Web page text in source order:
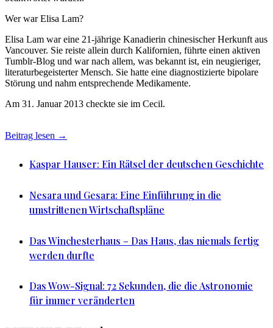
Wer war Elisa Lam?
Elisa Lam war eine 21-jährige Kanadierin chinesischer Herkunft aus
Vancouver. Sie reiste allein durch Kalifornien, führte einen aktiven
Tumblr-Blog und war nach allem, was bekannt ist, ein neugieriger,
literaturbegeisterter Mensch. Sie hatte eine diagnostizierte bipolare
Störung und nahm entsprechende Medikamente.
Am 31. Januar 2013 checkte sie im Cecil.
Beitrag lesen →
Kaspar Hauser: Ein Rätsel der deutschen Geschichte
Nesara und Gesara: Eine Einführung in die
umstrittenen Wirtschaftspläne
Das Winchesterhaus – Das Haus, das niemals fertig
werden durfte
Das Wow-Signal: 72 Sekunden, die die Astronomie
für immer veränderten